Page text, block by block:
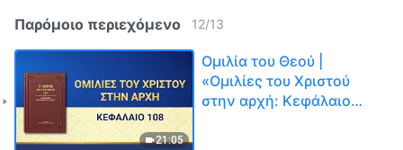
Παρόμοιο περιεχόμενο 12/13
21:05
Ομιλία του Θεού |
«Ομιλίες του Χριστού
στην αρχή: Κεφάλαιο